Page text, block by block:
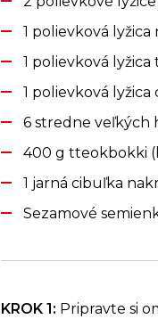
1 polievková
1 polievková
1 polievková
6 stredne veľkých
400 g tteokbokki
1 jarná cibuľka
Sezamové
KROK 1: Pripravte si